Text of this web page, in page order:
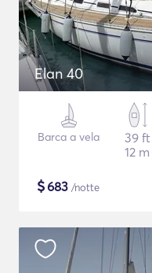
Elan 40
Barca a vela
39 ft
12 m
$683 /notte